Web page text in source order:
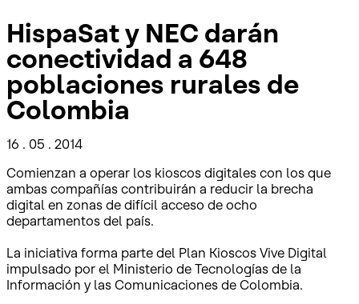
HispaSat y NEC darán
conectividad a 648
poblaciones rurales de
Colombia
16 . 05 . 2014
Comienzan a operar los kioscos digitales con los que
ambas compañías contribuirán a reducir la brecha
digital en zonas de difícil acceso de ocho
departamentos del país.
La iniciativa forma parte del Plan Kioscos Vive Digital
impulsado por el Ministerio de Tecnologías de la
Información y las Comunicaciones de Colombia.